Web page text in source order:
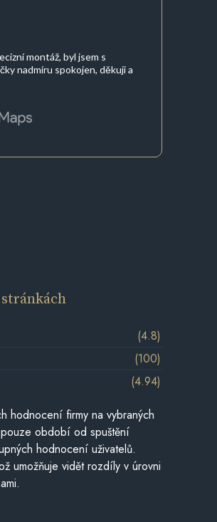
montáž, byl jsem s
nadmíru spokojen, děkuji a
(4.8)
(100)
(4.94)
hodnocení firmy na vybraných
období od spuštění
hodnocení uživatelů.
umožňuje vidět rozdíly v úrovni